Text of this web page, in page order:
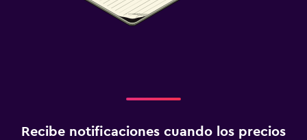
Recibe notificaciones cuando los precios